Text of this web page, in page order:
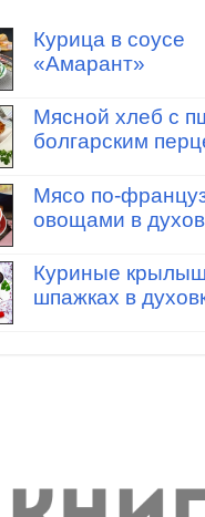
Курица в соусе
«Амарант»
Мясной хлеб с
болгарским
Мясо по-
овощами в
Куриные
шпажках в